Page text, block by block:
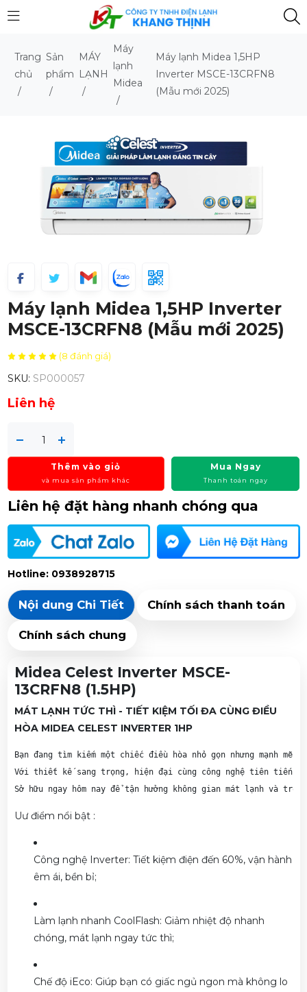
Trang
chủ
/
Sản
phẩm
/
MÁY
LẠNH
/
Máy
lạnh
Midea
/
Máy lạnh Midea 1,5HP
Inverter MSCE-13CRFN8
(Mẫu mới 2025)
Máy lạnh Midea 1,5HP Inverter
MSCE-13CRFN8 (Mẫu mới 2025)
(8 đánh giá)
SKU: SP000057
Liên hệ
Thêm vào giỏ
và mua sản phẩm khác
Mua Ngay
Thanh toán ngay
Liên hệ đặt hàng nhanh chóng qua
Hotline: 0938928715
Nội dung Chi Tiết Chính sách thanh toán
Chính sách chung
Midea Celest Inverter MSCE-
13CRFN8 (1.5HP)
MÁT LẠNH TỨC THÌ - TIẾT KIỆM TỐI ĐA CÙNG ĐIỀU
HÒA MIDEA CELEST INVERTER 1HP
Bạn đang tìm kiếm một chiếc điều hòa nhỏ gọn nhưng mạnh
Với thiết kế sang trọng, hiện đại cùng công nghệ tiên tiến,
Sở hữu ngay hôm nay để tận hưởng không gian mát lạnh và
Uư điểm nổi bật :
Công nghệ Inverter: Tiết kiệm điện đến 60%, vận hành
êm ái, bền bỉ;
Làm lạnh nhanh CoolFlash: Giảm nhiệt độ nhanh
chóng, mát lạnh ngay tức thì;
Chế độ iEco: Giúp bạn có giấc ngủ ngon mà không lo